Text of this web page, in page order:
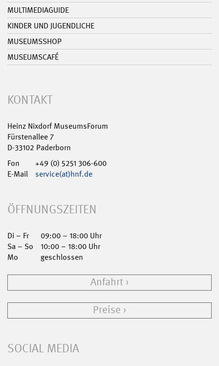
MULTIMEDIAGUIDE
KINDER UND JUGENDLICHE
MUSEUMSSHOP
MUSEUMSCAFÉ
KONTAKT
Heinz Nixdorf MuseumsForum
Fürstenallee 7
D-33102 Paderborn
Fon
+49 (0) 5251 306-600
E-Mail
service(at)hnf.de
ÖFFNUNGSZEITEN
Di – Fr
09:00 – 18:00 Uhr
Sa – So
10:00 – 18:00 Uhr
Mo
geschlossen
Anfahrt
Preise
SOCIAL MEDIA